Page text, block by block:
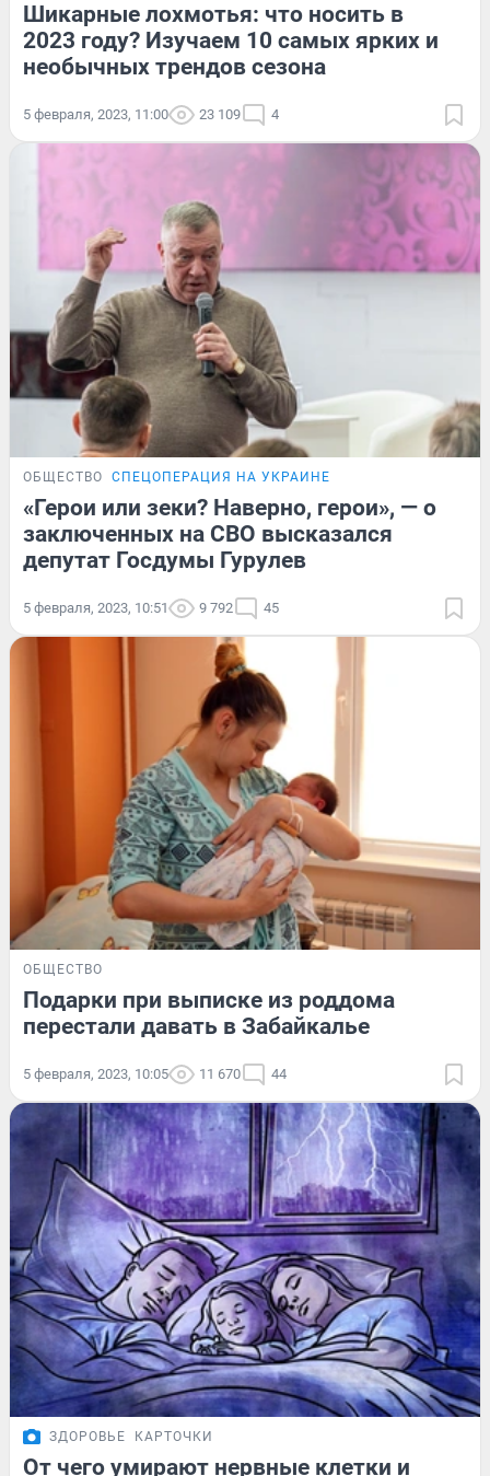
Шикарные лохмотья: что носить в
2023 году? Изучаем 10 самых ярких и
необычных трендов сезона
5 февраля, 2023, 11:00 23 109 4
ОБЩЕСТВО СПЕЦОПЕРАЦИЯ НА УКРАИНЕ
«Герои или зеки? Наверно, герои», — о
заключенных на СВО высказался
депутат Госдумы Гурулев
5 февраля, 2023, 10:51 9 792 45
ОБЩЕСТВО
Подарки при выписке из роддома
перестали давать в Забайкалье
5 февраля, 2023, 10:05 11 670 44
ЗДОРОВЬЕ КАРТОЧКИ
От чего умирают нервные клетки и